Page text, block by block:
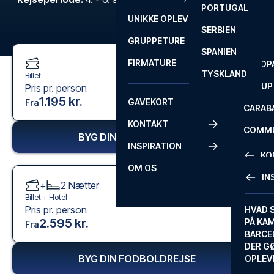
FA CUP
ROM
SEVILLA
PORTUGAL
SERBIEN
SPANIEN
TYSKLAND
UNIKKE OPLEVELSER
GRUPPETURE
FIRMATURE
GAVEKORT
KONTAKT
FAQ
INSPIRATION
HVAD
PÅ
DER
OM OS
Billet
Pris pr. person
Fra1.195 kr.
BYG DIN FODBOLDREJSE
+ 2 Nætter
Billet + Hotel
Pris pr. person
Fra2.595 kr.
BYG DIN FODBOLDREJSE